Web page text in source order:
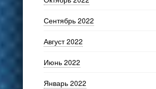
Сентябрь 2022
Август 2022
Июнь 2022
Январь 2022